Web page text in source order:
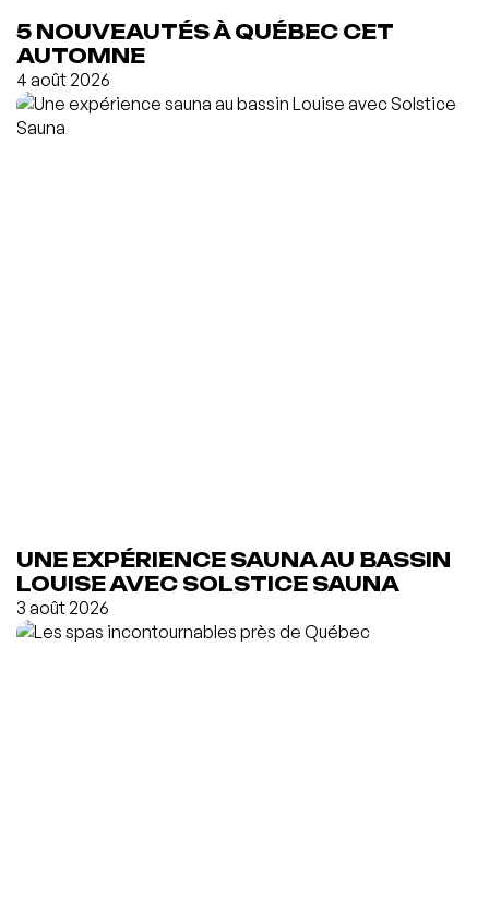
5 NOUVEAUTÉS À QUÉBEC CET
AUTOMNE
4 août 2026
UNE EXPÉRIENCE SAUNA AU BASSIN
LOUISE AVEC SOLSTICE SAUNA
3 août 2026